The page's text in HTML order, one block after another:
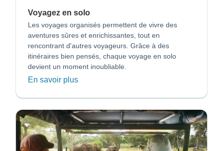
Voyagez en solo
Les voyages organisés permettent de vivre des
aventures sûres et enrichissantes, tout en
rencontrant d'autres voyageurs. Grâce à des
itinéraires bien pensés, chaque voyage en solo
devient un moment inoubliable.
En savoir plus